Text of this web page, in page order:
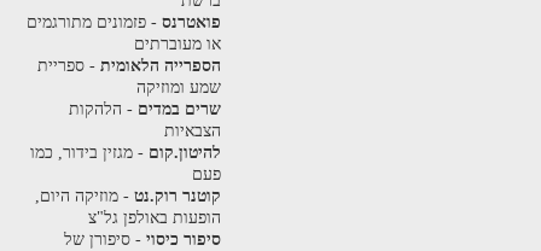
פואטרנס- פזמונים מתורגמים
או מעוברתים
הספרייה הלאומית- ספריית
שמע ומוזיקה
שרים במדים - הלהקות
הצבאיות
להיטון.קום - מגזין בידור, כמו
פעם
קוטנר רוק.נט- מוזיקה היום,
הופעות באולפן גל"צ
סיפור כיסוי- סיפורן של